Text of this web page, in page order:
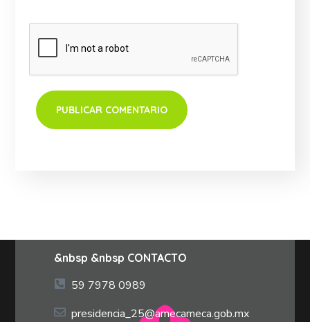
&nbsp &nbsp CONTACTO
59 7978 0989
presidencia_25@amecameca.gob.mx